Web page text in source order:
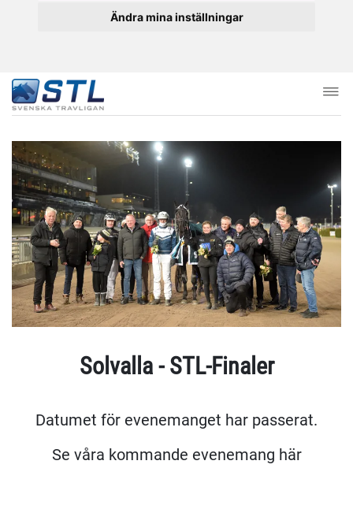
Ändra mina inställningar
Solvalla - STL-Finaler
Datumet för evenemanget har passerat.
Se våra kommande evenemang här